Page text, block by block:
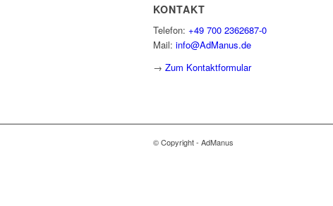
KONTAKT
Telefon: +49 700 2362687-0
Mail: info@AdManus.de
→ Zum Kontaktformular
© Copyright - AdManus